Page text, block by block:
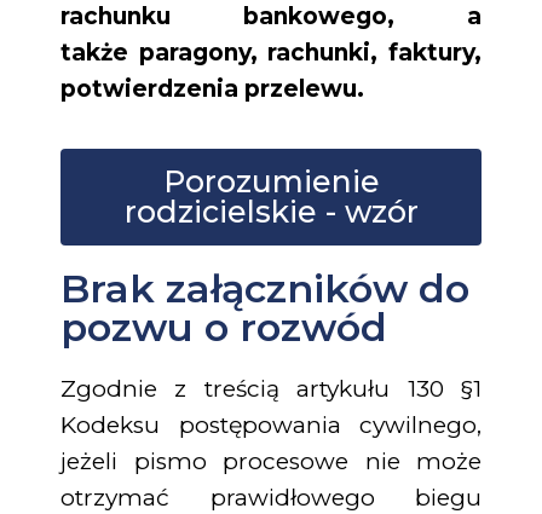
rachunku bankowego, a
także paragony, rachunki, faktury,
potwierdzenia przelewu.
Porozumienie
rodzicielskie - wzór
Brak załączników do
pozwu o rozwód
Zgodnie z treścią artykułu 130 §1
Kodeksu postępowania cywilnego,
jeżeli pismo procesowe nie może
otrzymać prawidłowego biegu